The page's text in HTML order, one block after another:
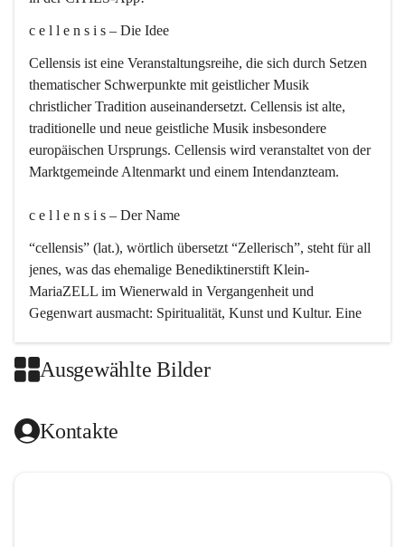
c e l l e n s i s – Die Idee
Cellensis ist eine Veranstaltungsreihe, die sich durch Setzen
thematischer Schwerpunkte mit geistlicher Musik
christlicher Tradition auseinandersetzt. Cellensis ist alte,
traditionelle und neue geistliche Musik insbesondere
europäischen Ursprungs. Cellensis wird veranstaltet von der
Marktgemeinde Altenmarkt und einem Intendanzteam.
c e l l e n s i s – Der Name
“cellensis” (lat.), wörtlich übersetzt “Zellerisch”, steht für all
jenes, was das ehemalige Benediktinerstift Klein-
MariaZELL im Wienerwald in Vergangenheit und
Gegenwart ausmacht: Spiritualität, Kunst und Kultur. Eine
Kirchenmusik, dem kunstvollen Lob Gottes.
Das kirchenmusikalische Festival Cellensis wird seit dem
Ausgewählte Bilder
Kontakte